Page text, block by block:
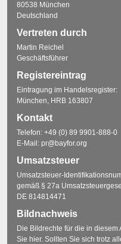
80538 München
Deutschland
Vertreten durch
Martin Reichel
Geschäftsführer
Registereintrag
Eintragung im Handelsregister:
München, HRB 163807
Kontakt
Telefon: +49 (0) 89 9901-888-0
E-Mail: pr@bayfor.org
Umsatzsteuer
Umsatzsteuer-
gemäß § 27a
DE 814814471
Bildnachweis
Die Bildrechte für die in
Sie hier. Sollten Sie sich trotz